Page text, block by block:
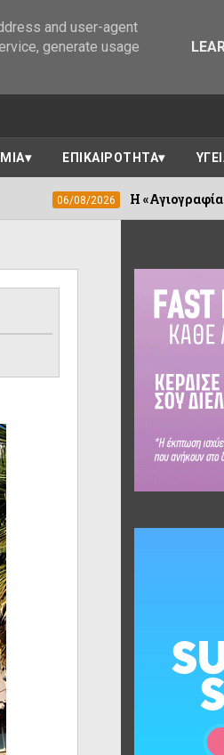
ΕΠΙΚΑΙΡΟΤΗΤΑ
Η «Αγιογραφία των Ορέων»
and user-agent
generate usage